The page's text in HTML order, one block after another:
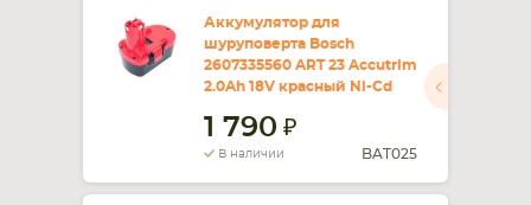
КОМПЛЕКТУЮЩИЕ
Аккумулятор для
шуруповерта Bosch
2607335560 ART 23 Accutrim
2.0Ah 18V красный Ni-Cd
1 790
В наличии BAT025